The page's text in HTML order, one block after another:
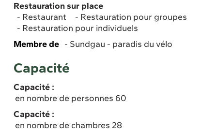
Restauration sur place
Restaurant
Restauration pour groupes
Restauration pour individuels
Membre de
Sundgau - paradis du vélo
Capacité
Capacité :
en nombre de personnes 60
Capacité :
en nombre de chambres 28